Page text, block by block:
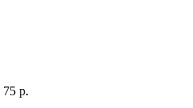
75 р.